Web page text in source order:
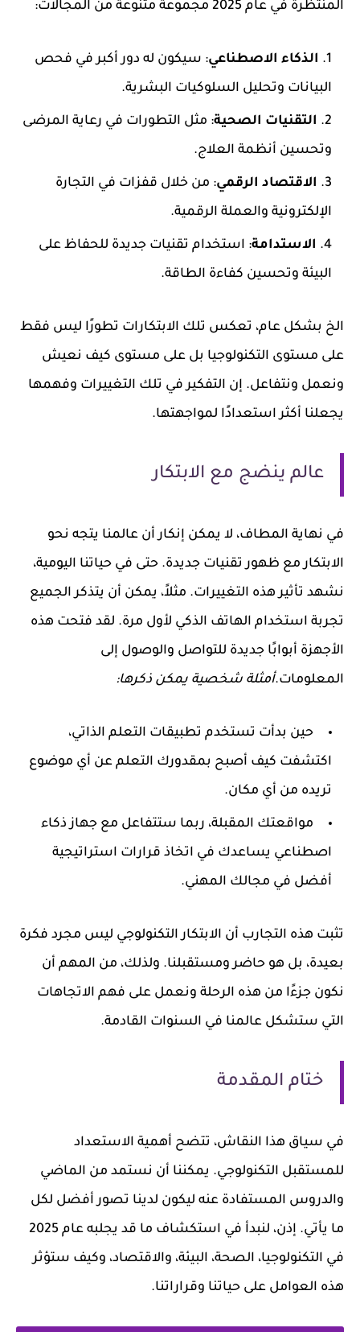
المنتظرة في عام 2025 مجموعة متنوعة من المجالات:
الذكاء الاصطناعي: سيكون له دور أكبر في فحص
البيانات وتحليل السلوكيات البشرية.
التقنيات الصحية: مثل التطورات في رعاية المرضى
وتحسين أنظمة العلاج.
الاقتصاد الرقمي: من خلال قفزات في التجارة
الإلكترونية والعملة الرقمية.
الاستدامة: استخدام تقنيات جديدة للحفاظ على
البيئة وتحسين كفاءة الطاقة.
الخ بشكل عام، تعكس تلك الابتكارات تطورًا ليس فقط
على مستوى التكنولوجيا بل على مستوى كيف نعيش
ونعمل ونتفاعل. إن التفكير في تلك التغييرات وفهمها
يجعلنا أكثر استعدادًا لمواجهتها.
عالم ينضج مع الابتكار
في نهاية المطاف، لا يمكن إنكار أن عالمنا يتجه نحو
الابتكار مع ظهور تقنيات جديدة. حتى في حياتنا اليومية،
نشهد تأثير هذه التغييرات. مثلاً، يمكن أن يتذكر الجميع
تجربة استخدام الهاتف الذكي لأول مرة. لقد فتحت هذه
الأجهزة أبوابًا جديدة للتواصل والوصول إلى
المعلومات.أمثلة شخصية يمكن ذكرها:
حين بدأت تستخدم تطبيقات التعلم الذاتي،
اكتشفت كيف أصبح بمقدورك التعلم عن أي موضوع
تريده من أي مكان.
مواقعتك المقبلة، ربما ستتفاعل مع جهاز ذكاء
اصطناعي يساعدك في اتخاذ قرارات استراتيجية
أفضل في مجالك المهني.
تثبت هذه التجارب أن الابتكار التكنولوجي ليس مجرد فكرة
بعيدة، بل هو حاضر ومستقبلنا. ولذلك، من المهم أن
نكون جزءًا من هذه الرحلة ونعمل على فهم الاتجاهات
التي ستشكل عالمنا في السنوات القادمة.
ختام المقدمة
في سياق هذا النقاش، تتضح أهمية الاستعداد
للمستقبل التكنولوجي. يمكننا أن نستمد من الماضي
والدروس المستفادة عنه ليكون لدينا تصور أفضل لكل
ما يأتي. إذن، لنبدأ في استكشاف ما قد يجلبه عام 2025
في التكنولوجيا، الصحة، البيئة، والاقتصاد، وكيف ستؤثر
هذه العوامل على حياتنا وقراراتنا.